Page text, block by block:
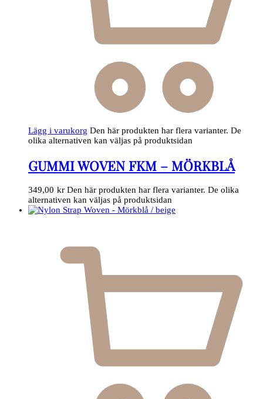
Lägg i varukorg Den här produkten har flera varianter. De
olika alternativen kan väljas på produktsidan
GUMMI WOVEN FKM – MÖRKBLÅ
349,00 kr Den här produkten har flera varianter. De olika
alternativen kan väljas på produktsidan